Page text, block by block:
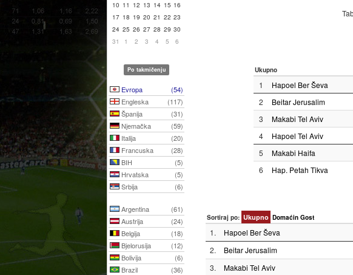
10 11 12 13 14 15 16
17 18 19 20 21 22 23
24 25 26 27 28 29 30
31
1 2 3 4 5 6
Po takmičenju
Evropa
(54)
Engleska
(117)
Španija
(31)
Njemačka
(59)
Italija
(20)
Francuska
(28)
BIH
(5)
Hrvatska
(5)
Srbija
(6)
Argentina
(61)
Austrija
(24)
Belgija
(18)
Bjelorusija
(12)
Bolivija
(6)
Brazil
(36)
Ukupno
1 Hapoel Ber Ševa
2 Beitar Jerusalim
3 Makabi Tel Aviv
4 Hapoel Tel Aviv
5 Makabi Haifa
6 Hap. Petah Tikva
Sortiraj po: Ukupno Domaćin Gost
1. Hapoel Ber Ševa
2. Beitar Jerusalim
3. Makabi Tel Aviv